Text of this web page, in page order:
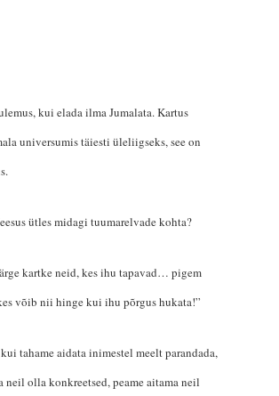
kui elada ilma Jumalata. Kartus
universumis täiesti üleliigseks, see on
ütles midagi tuumarelvade kohta?
kartke neid, kes ihu tapavad… pigem
võib nii hinge kui ihu põrgus hukata!”
tahame aidata inimestel meelt parandada,
neil olla konkreetsed, peame aitama neil